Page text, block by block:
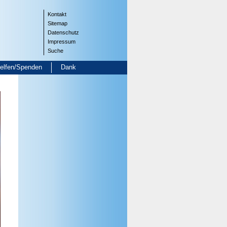
Kontakt
Sitemap
Datenschutz
Impressum
Suche
Spenden Dank